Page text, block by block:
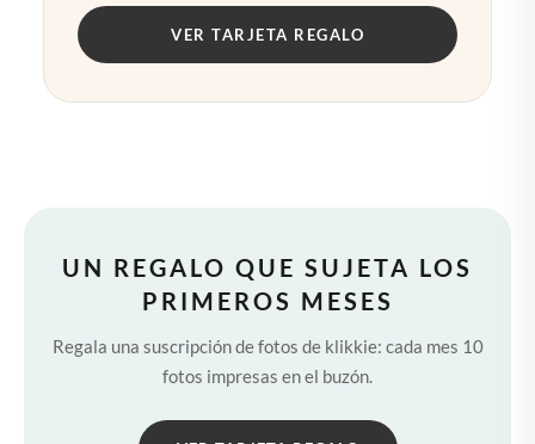
VER TARJETA REGALO
UN REGALO QUE SUJETA LOS
PRIMEROS MESES
Regala una suscripción de fotos de klikkie: cada mes 10
fotos impresas en el buzón.